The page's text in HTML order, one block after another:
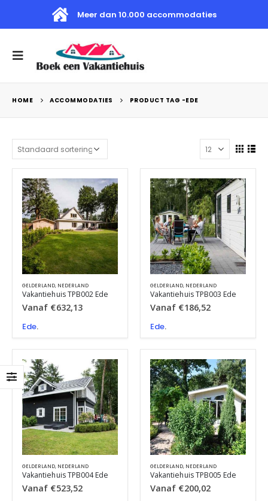
Meer dan 10.000 accommodaties
HOME ACCOMMODATIES PRODUCT TAG -EDE
GELDERLAND, NEDERLAND
Vakantiehuis TPB002 Ede
Vanaf €632,13
Ede.
GELDERLAND, NEDERLAND
Vakantiehuis TPB003 Ede
Vanaf €186,52
Ede.
GELDERLAND, NEDERLAND
Vakantiehuis TPB004 Ede
Vanaf €523,52
GELDERLAND, NEDERLAND
Vakantiehuis TPB005 Ede
Vanaf €200,02